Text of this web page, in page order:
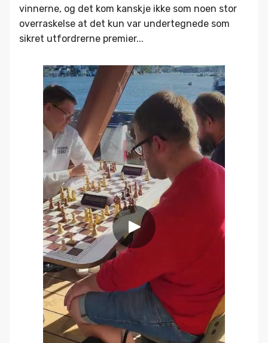
vinnerne, og det kom kanskje ikke som noen stor
overraskelse at det kun var undertegnede som
sikret utfordrerne premier...